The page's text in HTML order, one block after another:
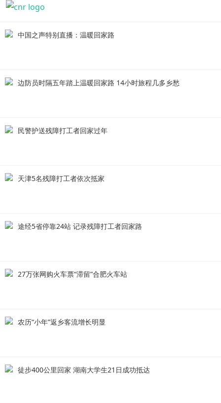
中国之声特别直播：温暖回家路
边防员时隔五年踏上温暖回家路 14小时旅程几多乡愁
民警护送残障打工者回家过年
天津5名残障打工者依次抵家
途经5省停靠24站 记录残障打工者回家路
27万张网购火车票“滞留”合肥火车站
农历“小年”返乡客流增长明显
徒步400公里回家 湖南大学生21日成功抵达